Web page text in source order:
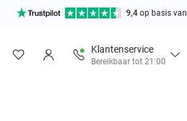
9,4 op basis van
Klantenservice
Bereikbaar tot 21:00